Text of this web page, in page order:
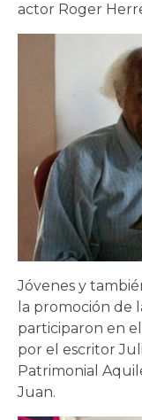
actor Roger
Jóvenes y
la promoción de
participaron en
por el escritor
Patrimonial
Juan.